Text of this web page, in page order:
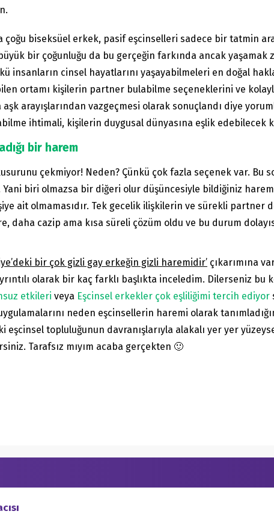
çoğu biseksüel erkek, pasif eşcinselleri sadece bir tatmin
bir çoğunluğu da bu gerçeğin farkında ancak
insanların cinsel hayatlarını yaşayabilmeleri en doğal
ortamı kişilerin partner bulabilme seçeneklerini ve
aşk arayışlarından vazgeçmesi olarak sonuçlandı diye
ihtimali, kişilerin duygusal dünyasına eşlik edebilecek
bir harem
çekmiyor! Neden? Çünkü çok fazla seçenek var.
biri olmazsa bir diğeri olur düşüncesiyle bildiğiniz
ait olmamasıdır. Tek gecelik ilişkilerin ve sürekli partner
daha cazip ama kısa süreli çözüm oldu ve bu durum
bir çok gizli gay erkeğin gizli haremidir’ çıkarımına
olarak bir kaç farklı başlıkta inceledim. Dilerseniz bu
etkileri veya Eşcinsel erkekler çok eşliliğimi tercih ediyor
neden eşcinsellerin haremi olarak
eşcinsel topluluğunun davranışlarıyla alakalı yer yer
Tarafsız mıyım acaba gerçekten 🙂